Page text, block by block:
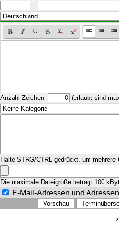
Anzahl Zeichen: (erlaubt sind
Halte STRG/CTRL gedrückt, um mehrere
Die maximale Dateigröße beträgt 100
E-Mail-Adressen und